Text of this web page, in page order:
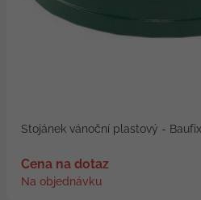
Stojánek vánoční plastový -
Cena na dotaz
Na objednávku